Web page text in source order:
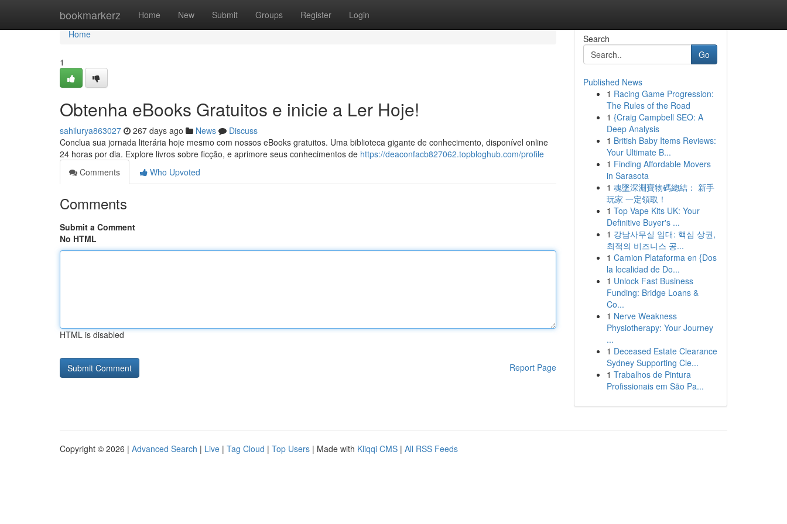
bookmarkerz Home New Submit Groups Register Login
Home
Home
1
Obtenha eBooks Gratuitos e inicie a Ler Hoje!
sahilurya863027 267 days ago News
Discuss
Conclua sua jornada literária hoje mesmo com nossos eBooks gratuitos. Uma biblioteca gigante de conhecimento, disponível online
24 horas por dia. Explore livros sobre ficção, e aprimore seus conhecimentos de https://deaconfacb827062.topbloghub.com/profile
Comments
Who Upvoted
Comments
Submit a Comment
No HTML
HTML is disabled
Report Page
Search
Go
Published News
1 Racing Game Progression:
The Rules of the Road
1 {Craig Campbell SEO: A
Deep Analysis
1 British Baby Items Reviews:
Your Ultimate B...
1 Finding Affordable Movers
in Sarasota
1 魂墜深淵寶物碼總結： 新手
玩家 一定領取！
1 Top Vape Kits UK: Your
Definitive Buyer's ...
1 강남사무실 임대: 핵심 상권,
최적의 비즈니스 공...
1 Camion Plataforma en {Dos
la localidad de Do...
1 Unlock Fast Business
Funding: Bridge Loans &
Co...
1 Nerve Weakness
Physiotherapy: Your Journey
...
1 Deceased Estate Clearance
Sydney Supporting Cle...
1 Trabalhos de Pintura
Profissionais em São Pa...
Copyright © 2026 | Advanced Search | Live | Tag Cloud | Top Users | Made with Kliqqi CMS | All RSS Feeds